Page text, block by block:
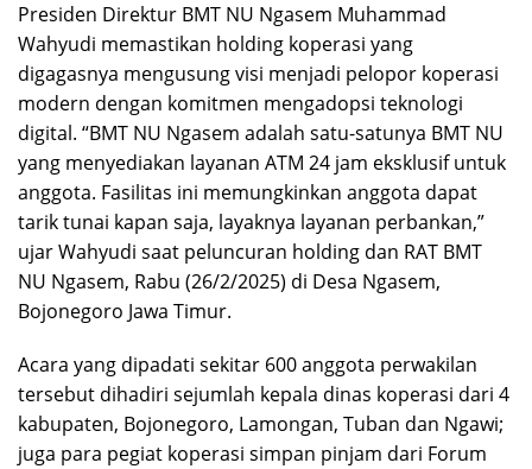
Presiden Direktur BMT NU Ngasem Muhammad
Wahyudi memastikan holding koperasi yang
digagasnya mengusung visi menjadi pelopor koperasi
modern dengan komitmen mengadopsi teknologi
digital. “BMT NU Ngasem adalah satu-satunya BMT NU
yang menyediakan layanan ATM 24 jam eksklusif untuk
anggota. Fasilitas ini memungkinkan anggota dapat
tarik tunai kapan saja, layaknya layanan perbankan,”
ujar Wahyudi saat peluncuran holding dan RAT BMT
NU Ngasem, Rabu (26/2/2025) di Desa Ngasem,
Bojonegoro Jawa Timur.
Acara yang dipadati sekitar 600 anggota perwakilan
tersebut dihadiri sejumlah kepala dinas koperasi dari 4
kabupaten, Bojonegoro, Lamongan, Tuban dan Ngawi;
juga para pegiat koperasi simpan pinjam dari Forum